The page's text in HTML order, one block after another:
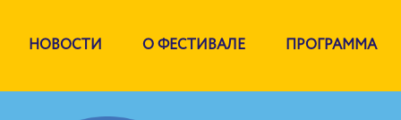
НОВОСТИ О ФЕСТИВАЛЕ ПРОГРАММА